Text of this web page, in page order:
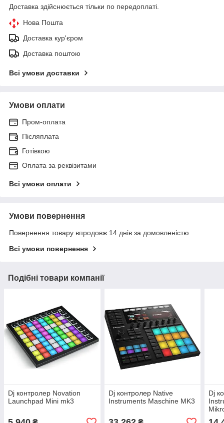
Доставка здійснюється тільки по передоплаті.
Нова Пошта
Доставка кур'єром
Доставка поштою
Всі умови доставки
Умови оплати
Пром-оплата
Післяплата
Готівкою
Оплата за реквізитами
Всі умови оплати
Умови повернення
Повернення товару впродовж 14 днів за домовленістю
Всі умови повернення
Подібні товари компанії
Dj контролер Novation
Launchpad Mini mk3
Dj контролер Native
Instruments Maschine MK3
Dj